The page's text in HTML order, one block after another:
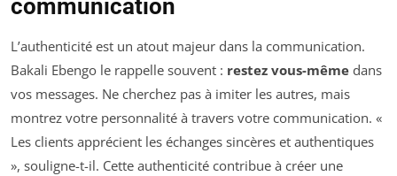
communication
L’authenticité est un atout majeur dans la communication.
Bakali Ebengo le rappelle souvent : restez vous-même dans
vos messages. Ne cherchez pas à imiter les autres, mais
montrez votre personnalité à travers votre communication. «
Les clients apprécient les échanges sincères et authentiques
», souligne-t-il. Cette authenticité contribue à créer une